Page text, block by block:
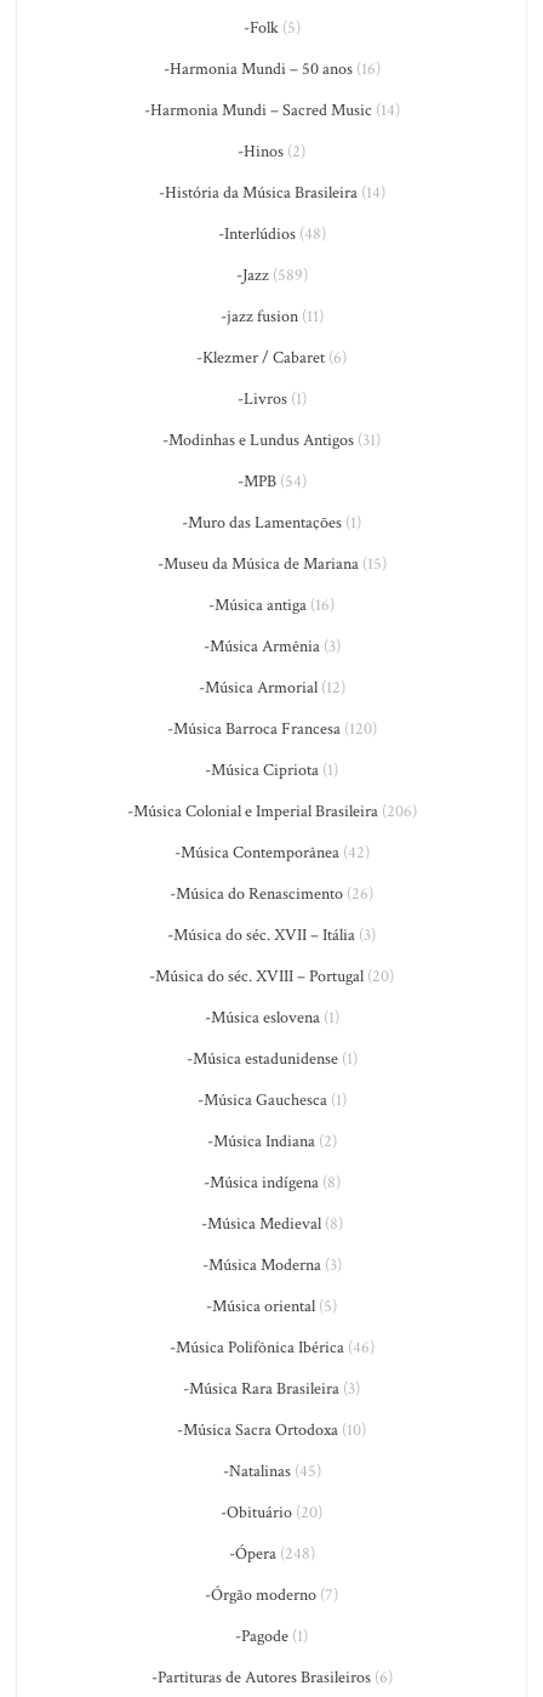
-Folk(5)
-Harmonia Mundi – 50 anos(16)
-Harmonia Mundi – Sacred Music (14)
-Hinos (2)
-História da Música Brasileira(14)
-Interlúdios(48)
-Jazz(589)
-jazz fusion(11)
-Klezmer / Cabaret (6)
-Livros(1)
-Modinhas e Lundus Antigos (31)
-MPB(54)
-Muro das Lamentações (1)
-Museu da Música de Mariana(15)
-Música antiga (16)
-Música Armênia(3)
-Música Armorial(12)
-Música Barroca Francesa(120)
-Música Cipriota (1)
-Música Colonial e Imperial Brasileira(206)
-Música Contemporânea(42)
-Música do Renascimento (26)
-Música do séc. XVII – Itália (3)
-Música do séc. XVIII – Portugal (20)
-Música eslovena(1)
-Música estadunidense(1)
-Música Gauchesca(1)
-Música Indiana(2)
-Música indígena(8)
-Música Medieval(8)
-Música Moderna(3)
-Música oriental (5)
-Música Polifônica Ibérica(46)
-Música Rara Brasileira (3)
-Música Sacra Ortodoxa (10)
-Natalinas(45)
-Obituário (20)
-Ópera(248)
-Órgão moderno (7)
-Pagode (1)
-Partituras de Autores Brasileiros(6)